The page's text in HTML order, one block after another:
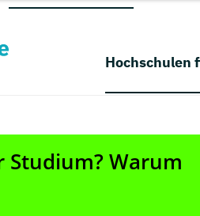
Hochschulen